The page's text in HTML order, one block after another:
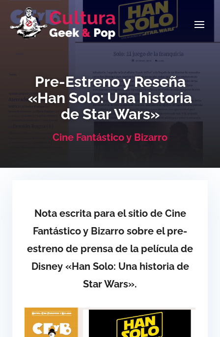
Pre-Estreno y Reseña
«Han Solo: Una historia
de Star Wars»
Cine Fantástico y Bizarro
Nota escrita para el sitio de Cine
Fantástico y Bizarro sobre el pre-
estreno de prensa de la película de
Disney «Han Solo: Una historia de
Star Wars».